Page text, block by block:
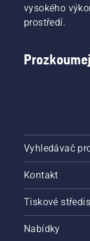
vysokého
prostředí.
Vyhledávač
Kontakt
Tiskové
Nabídky